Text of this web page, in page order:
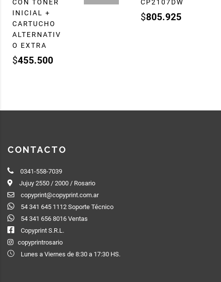
CON TONER
INICIAL +
CARTUCHO
ALTERNATIV
O EXTRA
$455.500
CP2107DW
$805.925
CONTACTO
0341-558-7039
Jujuy 2550 / 2000 / Rosario
copyprint@copyprint.com.ar
54 341 645 1112 Soporte Técnico
54 341 656 8016 Ventas
Copyprint S.R.L.
copyprintrosario
Lunes a Viernes de 8:30 a 17:30 HS.